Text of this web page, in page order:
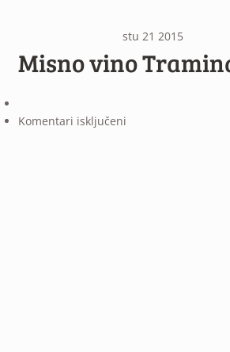
stu 21 2015
Misno vino
Komentari isključeniza